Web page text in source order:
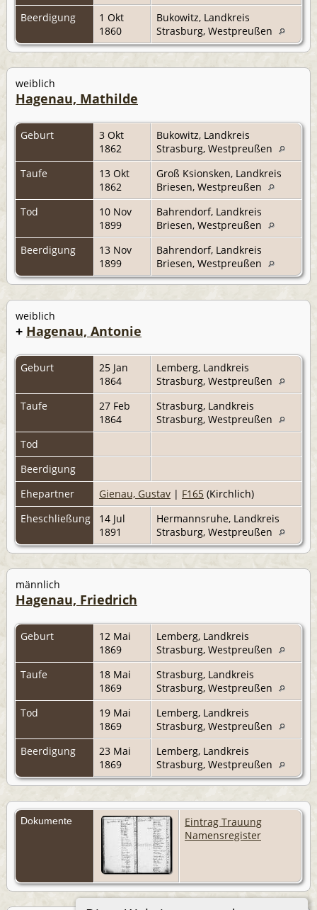
Beerdigung
1 Okt
1860
Bukowitz, Landkreis
Strasburg, Westpreußen
weiblich
Hagenau, Mathilde
Geburt
3 Okt
1862
Bukowitz, Landkreis
Strasburg, Westpreußen
Taufe
13 Okt
1862
Groß Ksionsken, Landkreis
Briesen, Westpreußen
Tod
10 Nov
1899
Bahrendorf, Landkreis
Briesen, Westpreußen
Beerdigung
13 Nov
1899
Bahrendorf, Landkreis
Briesen, Westpreußen
weiblich
+ Hagenau, Antonie
Geburt
25 Jan
1864
Lemberg, Landkreis
Strasburg, Westpreußen
Taufe
27 Feb
1864
Strasburg, Landkreis
Strasburg, Westpreußen
Tod
Beerdigung
Ehepartner
Gienau, Gustav | F165 (Kirchlich)
Eheschließung
14 Jul
1891
Hermannsruhe, Landkreis
Strasburg, Westpreußen
männlich
Hagenau, Friedrich
Geburt
12 Mai
1869
Lemberg, Landkreis
Strasburg, Westpreußen
Taufe
18 Mai
1869
Strasburg, Landkreis
Strasburg, Westpreußen
Tod
19 Mai
1869
Lemberg, Landkreis
Strasburg, Westpreußen
Beerdigung
23 Mai
1869
Lemberg, Landkreis
Strasburg, Westpreußen
Dokumente
Eintrag Trauung
Namensregister